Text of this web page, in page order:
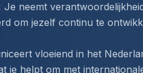
Je neemt
om jezelf continu te
vloeiend in het
je helpt om met